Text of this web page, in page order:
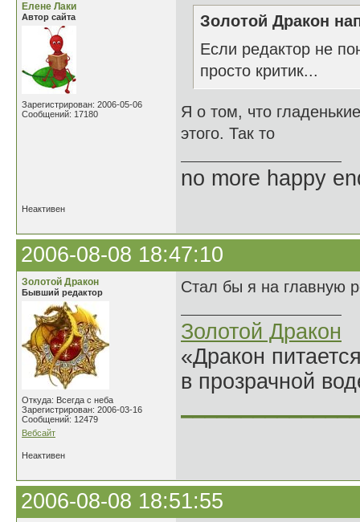
Елене Лаки
Автор сайта
Зарегистрирован: 2006-05-06
Сообщений: 17180
Золотой Дракон
Если редактор не
просто критик...
Я о том, что
этого. Так то
no more happy
Неактивен
2006-08-08 18:47:10
Золотой Дракон
Бывший редактор
Откуда: Всегда с неба
Зарегистрирован: 2006-03-16
Сообщений: 12479
Вебсайт
Стал бы я на главную
Золотой Дракон
«Дракон
в прозрачной
Неактивен
2006-08-08 18:51:55